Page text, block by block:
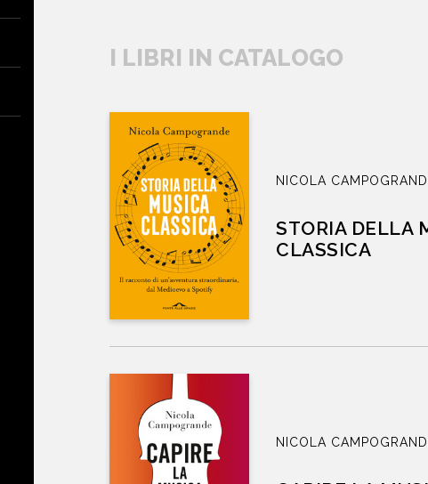
NEWS
I LIBRI IN CATALOGO
NICOLA
STORIA DELLA
CLASSICA
NICOLA